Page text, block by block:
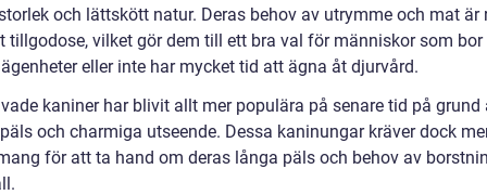
och lättskött natur. Deras behov av utrymme och mat är
tillgodose, vilket gör dem till ett bra val för människor som bor
eller inte har mycket tid att ägna åt djurvård.
kaniner har blivit allt mer populära på senare tid på grund
och charmiga utseende. Dessa kaninungar kräver dock
för att ta hand om deras långa päls och behov av